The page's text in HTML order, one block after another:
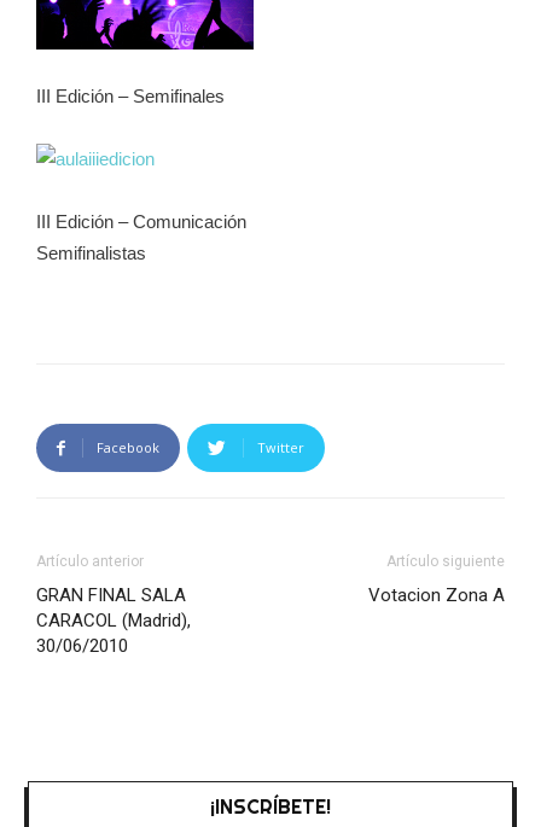
III Edición – Semifinales
III Edición – Comunicación
Semifinalistas
Facebook Twitter
Artículo anterior
GRAN FINAL SALA
CARACOL (Madrid),
30/06/2010
Artículo siguiente
Votacion Zona A
¡INSCRÍBETE!